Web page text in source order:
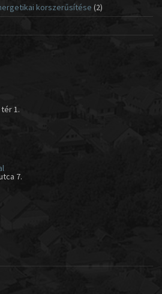
korszerűsítése (2)
1.
7.